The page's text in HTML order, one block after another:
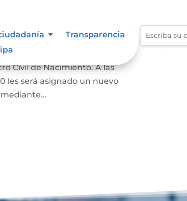
Transparencia
en el
Civil de Nacimiento. A las
les será asignado un nuevo